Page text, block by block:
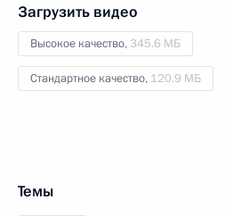
Загрузить видео
Высокое качество, 345.6 МБ
Стандартное качество, 120.9 МБ
Темы